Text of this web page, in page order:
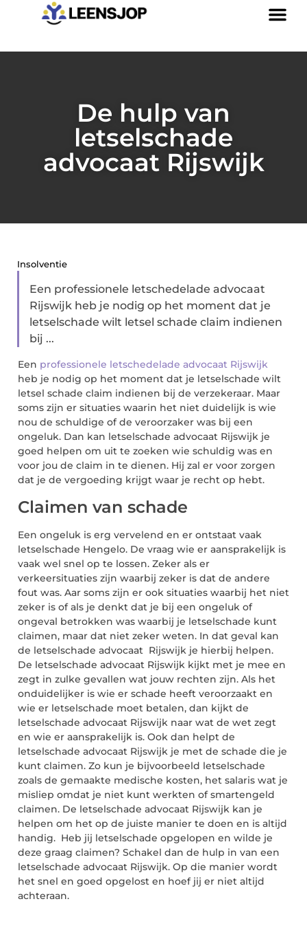
De hulp van
letselschade
advocaat Rijswijk
Insolventie
Een professionele letschedelade advocaat
Rijswijk heb je nodig op het moment dat je
letselschade wilt letsel schade claim indienen
bij ...
Een professionele letschedelade advocaat Rijswijk
heb je nodig op het moment dat je letselschade wilt
letsel schade claim indienen bij de verzekeraar. Maar
soms zijn er situaties waarin het niet duidelijk is wie
nou de schuldige of de veroorzaker was bij een
ongeluk. Dan kan letselschade advocaat Rijswijk je
goed helpen om uit te zoeken wie schuldig was en
voor jou de claim in te dienen. Hij zal er voor zorgen
dat je de vergoeding krijgt waar je recht op hebt.
Claimen van schade
Een ongeluk is erg vervelend en er ontstaat vaak
letselschade Hengelo. De vraag wie er aansprakelijk is
vaak wel snel op te lossen. Zeker als er
verkeersituaties zijn waarbij zeker is dat de andere
fout was. Aar soms zijn er ook situaties waarbij het niet
zeker is of als je denkt dat je bij een ongeluk of
ongeval betrokken was waarbij je letselschade kunt
claimen, maar dat niet zeker weten. In dat geval kan
de letselschade advocaat Rijswijk je hierbij helpen.
De letselschade advocaat Rijswijk kijkt met je mee en
zegt in zulke gevallen wat jouw rechten zijn. Als het
onduidelijker is wie er schade heeft veroorzaakt en
wie er letselschade moet betalen, dan kijkt de
letselschade advocaat Rijswijk naar wat de wet zegt
en wie er aansprakelijk is. Ook dan helpt de
letselschade advocaat Rijswijk je met de schade die je
kunt claimen. Zo kun je bijvoorbeeld letselschade
zoals de gemaakte medische kosten, het salaris wat je
misliep omdat je niet kunt werkten of smartengeld
claimen. De letselschade advocaat Rijswijk kan je
helpen om het op de juiste manier te doen en is altijd
handig. Heb jij letselschade opgelopen en wilde je
deze graag claimen? Schakel dan de hulp in van een
letselschade advocaat Rijswijk. Op die manier wordt
het snel en goed opgelost en hoef jij er niet altijd
achteraan.